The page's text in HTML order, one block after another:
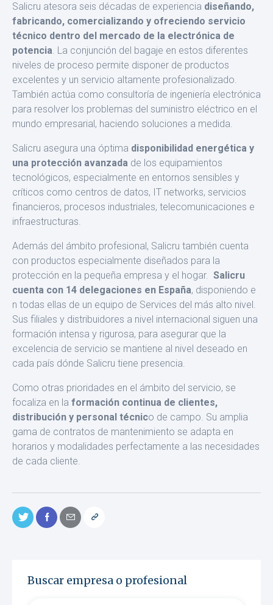
Salicru atesora seis décadas de experiencia diseñando,
fabri­cando, comercializando y ofreciendo servicio
técnico dentro del mercado de la electrónica de
potencia. La conjunción del baga­je en estos diferentes
niveles de proceso permite disponer de productos
excelentes y un servicio altamente profesionalizado.
También actúa como consultoría de ingeniería electrónica
para resolver los problemas del suministro eléctrico en el
mundo em­presarial, haciendo soluciones a medida.
Salicru asegura una óptima disponibilidad energética y
una pro­tección avanzada de los equipamientos
tecnológicos, especial­mente en entornos sensibles y
críticos como centros de datos, IT networks, servicios
financieros, procesos industriales, teleco­municaciones e
infraestructuras.
Además del ámbito profesional, Salicru también cuenta
con productos especialmente diseñados para la
protección en la pequeña empresa y el hogar. Salicru
cuenta con 14 delegaciones en España, disponiendo e
n todas ellas de un equipo de Services del más alto nivel.
Sus fi­liales y distribuidores a nivel internacional siguen una
formación intensa y rigurosa, para asegurar que la
excelencia de servicio se mantiene al nivel deseado en
cada país dónde Salicru tiene presencia.
Como otras prioridades en el ámbito del servicio, se
focaliza en la formación continua de clientes,
distribución y per­sonal técnico de campo. Su amplia
gama de contratos de mante­nimiento se adapta en
horarios y modalidades perfectamente a las necesidades
de cada cliente.
Buscar empresa o profesional